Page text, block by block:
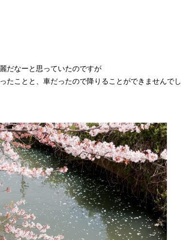
だなーと思っていたのですが
たことと、車だったので降りることができませんでし